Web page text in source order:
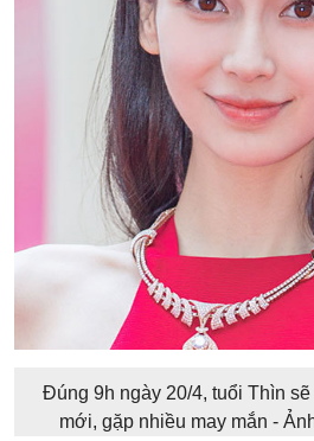
Đúng 9h ngày 20/4, tuổi Thìn
mới, gặp nhiều may mắn -